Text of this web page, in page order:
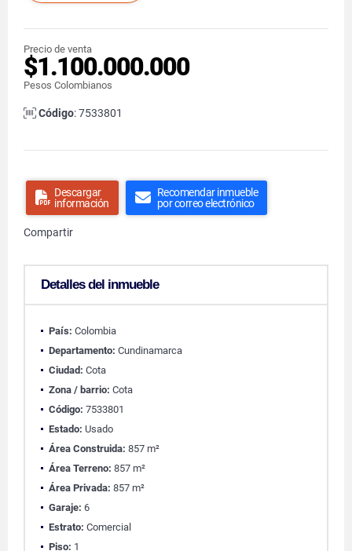
Precio de venta
$1.100.000.000
Pesos Colombianos
Código: 7533801
Descargar
información
Recomendar inmueble
por correo electrónico
Compartir
Detalles del inmueble
País: Colombia
Departamento: Cundinamarca
Ciudad: Cota
Zona / barrio: Cota
Código: 7533801
Estado: Usado
Área Construida: 857 m²
Área Terreno: 857 m²
Área Privada: 857 m²
Garaje: 6
Estrato: Comercial
Piso: 1